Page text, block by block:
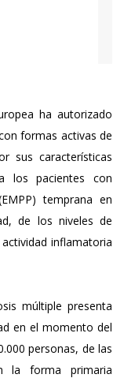
ha autorizado
formas activas de
sus características
los pacientes con
temprana en
de los niveles de
inflamatoria
múltiple presenta
en el momento del
personas, de las
la forma primaria